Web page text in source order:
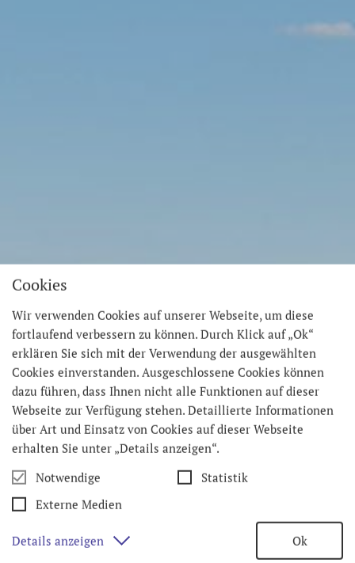
Cookies
Wir verwenden Cookies auf unserer Webseite, um diese
fortlaufend verbessern zu können. Durch Klick auf „Ok“
erklären Sie sich mit der Verwendung der ausgewählten
Cookies einverstanden. Ausgeschlossene Cookies können
dazu führen, dass Ihnen nicht alle Funktionen auf dieser
Webseite zur Verfügung stehen. Detaillierte Informationen
über Art und Einsatz von Cookies auf dieser Webseite
erhalten Sie unter „Details anzeigen“.
Notwendige
Statistik
Externe Medien
Details anzeigen Ok